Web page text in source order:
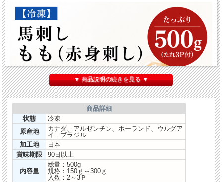
▼ 商品説明の続きを見る ▼
商品詳細
状態
冷凍
原産地
カナダ、アルゼンチン、ポーランド、ウルグア
イ、ブラジル
加工地
日本
賞味期限
90日以上
内容量
総量：500g
規格：150ｇ～300ｇ
入数：2～3Ｐ